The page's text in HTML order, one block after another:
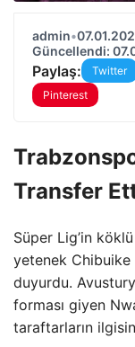
admin•
Güncellendi:
Paylaş: Twitter
Pinterest
Transfer
Süper Lig’in
yetenek Chibuike
duyurdu.
forması giyen
taraftarların